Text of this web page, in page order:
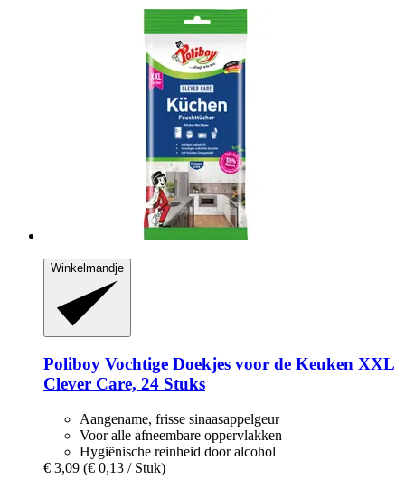
Winkelmandje
Poliboy Vochtige Doekjes voor de Keuken XXL
Clever Care, 24 Stuks
Aangename, frisse sinaasappelgeur
Voor alle afneembare oppervlakken
Hygiënische reinheid door alcohol
€ 3,09 (€ 0,13 / Stuk)